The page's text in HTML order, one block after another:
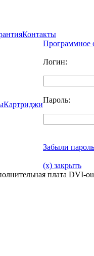
Контакты
Картриджи
Программное
Логин:
Пароль:
Забыли
(x) закрыть
плата DVI-